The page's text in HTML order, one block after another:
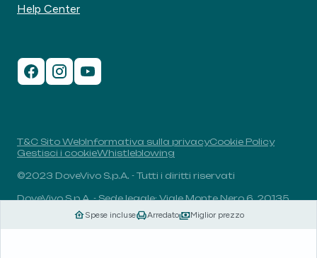
Spese incluse Arredato Miglior prezzo
Help Center
T&C Sito WebInformativa sulla privacyCookie Policy
Gestisci i cookieWhistleblowing
©2023 DoveVivo S.p.A. - Tutti i diritti riservati
DoveVivo S.p.A. - Sede legale: Viale Monte Nero 6, 20135,
Milano, Italia - P.I.: 00406960732 - R.E.A.: MI-1838078 -
Capitale sociale: 1.829.649,81 euro i.v.